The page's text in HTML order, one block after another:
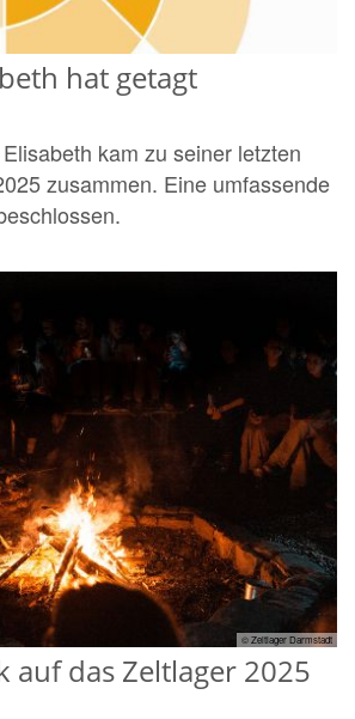
hat getagt
kam zu seiner letzten
zusammen. Eine umfassende
© Zeltlager Darmstadt
auf das Zeltlager 2025